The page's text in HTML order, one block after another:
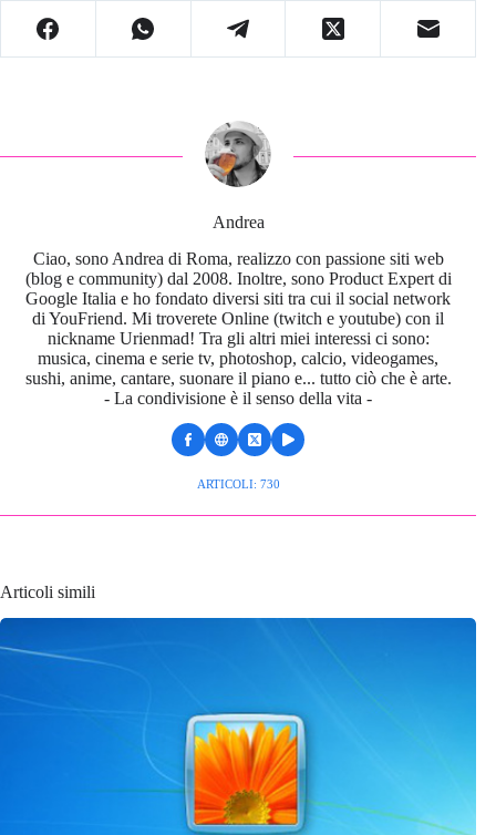
Andrea
Ciao, sono Andrea di Roma, realizzo con passione siti web
(blog e community) dal 2008. Inoltre, sono Product Expert di
Google Italia e ho fondato diversi siti tra cui il social network
di YouFriend. Mi troverete Online (twitch e youtube) con il
nickname Urienmad! Tra gli altri miei interessi ci sono:
musica, cinema e serie tv, photoshop, calcio, videogames,
sushi, anime, cantare, suonare il piano e... tutto ciò che è arte.
- La condivisione è il senso della vita -
ARTICOLI: 730
Articoli simili